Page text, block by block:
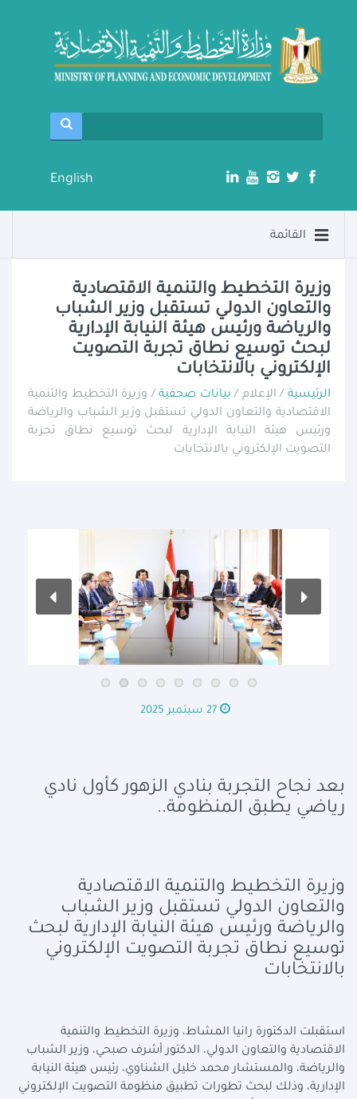
English
القائمة
وزيرة التخطيط والتنمية الاقتصادية
والتعاون الدولي تستقبل وزير الشباب
والرياضة ورئيس هيئة النيابة الإدارية
لبحث توسيع نطاق تجربة التصويت
الإلكتروني بالانتخابات
الرئيسية/ الإعلام / بيانات صحفية/ وزيرة التخطيط والتنمية
الاقتصادية والتعاون الدولي تستقبل وزير الشباب والرياضة
ورئيس هيئة النيابة الإدارية لبحث توسيع نطاق تجربة
التصويت الإلكتروني بالانتخابات
27 سبتمبر 2025
بعد نجاح التجربة بنادي الزهور كأول نادي
رياضي يطبق المنظومة..
وزيرة التخطيط والتنمية الاقتصادية
والتعاون الدولي تستقبل وزير الشباب
والرياضة ورئيس هيئة النيابة الإدارية لبحث
توسيع نطاق تجربة التصويت الإلكتروني
بالانتخابات
استقبلت الدكتورة رانيا المشاط، وزيرة التخطيط والتنمية
الاقتصادية والتعاون الدولي، الدكتور أشرف صبحي، وزير الشباب
والرياضة، والمستشار محمد خليل الشناوي، رئيس هيئة النيابة
الإدارية، وذلك لبحث تطورات تطبيق منظومة التصويت الإلكتروني